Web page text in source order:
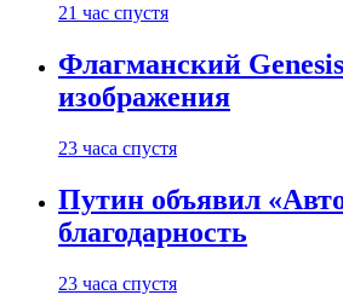
21 час спустя
Флагманский
изображения
23 часа спустя
Путин объявил
благодарность
23 часа спустя